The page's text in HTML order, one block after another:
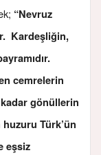
“Nevruz
Kardeşliğin,
cemrelerin
gönüllerin
Türk’ün
eşsiz